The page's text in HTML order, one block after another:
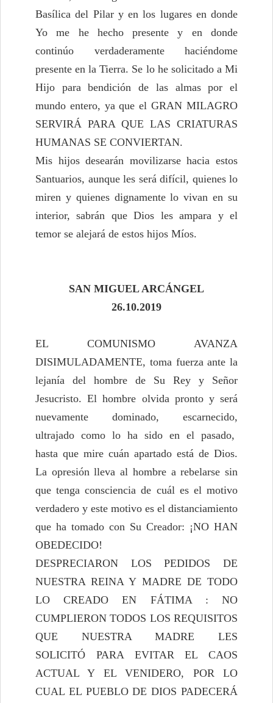
Basílica del Pilar y en los lugares en donde
Yo me he hecho presente y en donde
continúo verdaderamente haciéndome
presente en la Tierra. Se lo he solicitado a Mi
Hijo para bendición de las almas por el
mundo entero, ya que el GRAN MILAGRO
SERVIRÁ PARA QUE LAS CRIATURAS
HUMANAS SE CONVIERTAN.
Mis hijos desearán movilizarse hacia estos
Santuarios, aunque les será difícil, quienes lo
miren y quienes dignamente lo vivan en su
interior, sabrán que Dios les ampara y el
temor se alejará de estos hijos Míos.
SAN MIGUEL ARCÁNGEL
26.10.2019
EL COMUNISMO AVANZA
DISIMULADAMENTE, toma fuerza ante la
lejanía del hombre de Su Rey y Señor
Jesucristo. El hombre olvida pronto y será
nuevamente dominado, escarnecido,
ultrajado como lo ha sido en el pasado,
hasta que mire cuán apartado está de Dios.
La opresión lleva al hombre a rebelarse sin
que tenga consciencia de cuál es el motivo
verdadero y este motivo es el distanciamiento
que ha tomado con Su Creador: ¡NO HAN
OBEDECIDO!
DESPRECIARON LOS PEDIDOS DE
NUESTRA REINA Y MADRE DE TODO
LO CREADO EN FÁTIMA : NO
CUMPLIERON TODOS LOS REQUISITOS
QUE NUESTRA MADRE LES
SOLICITÓ PARA EVITAR EL CAOS
ACTUAL Y EL VENIDERO, POR LO
CUAL EL PUEBLO DE DIOS PADECERÁ